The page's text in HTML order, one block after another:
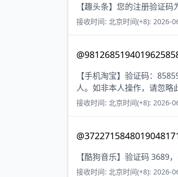
【趣头条】您的注册验证码
接收时间: 北京时间(+8): 2026-
【手机淘宝】验证码：
人。如非本人操作，请忽略
接收时间: 北京时间(+8): 2026-
【酷狗音乐】验证码 3689
接收时间: 北京时间(+8): 2026-